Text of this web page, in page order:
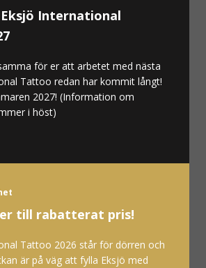
International
för er att arbetet med nästa
Tattoo redan har kommit långt!
2027! (Information om
i höst)
till rabatterat pris!
Tattoo 2026 står för dörren och
är på väg att fylla Eksjö med